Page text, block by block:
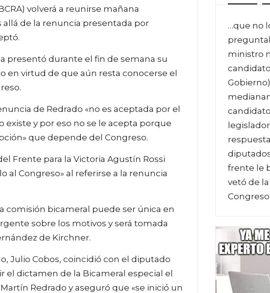
volverá a reunirse mañana
de la renuncia presentada por
presentó durante el fin de semana su
en virtud de que aún resta conocerse el
de Redrado «no es aceptada por el
existe y por eso no se le acepta porque
que depende del Congreso.
Frente para la Victoria Agustín Rossi
al Congreso» al referirse a la renuncia
comisión bicameral puede ser única en
sobre los motivos y será tomada
de Kirchner.
Julio Cobos, coincidió con el diputado
el dictamen de la Bicameral especial el
Redrado y aseguró que «se inició un
…que no
ministro
frente le
vetó de
Congreso.